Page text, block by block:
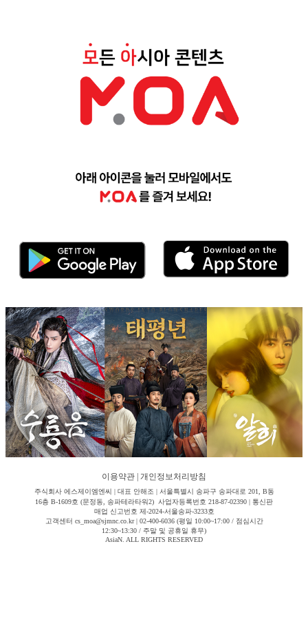
이용약관 개인정보처리방침
주식회사 에스제이엠엔씨 | 대표 안해조 | 서울특별시 송파구 송파대로 201, B동
16층 B-1609호 (문정동, 송파테라타워2) 사업자등록번호 218-87-02390 | 통신판
매업 신고번호 제-2024-서울송파-3233호
고객센터 cs_moa@sjmnc.co.kr | 02-400-6036 (평일 10:00~17:00 / 점심시간
12:30~13:30 / 주말 및 공휴일 휴무)
AsiaN. ALL RIGHTS RESERVED